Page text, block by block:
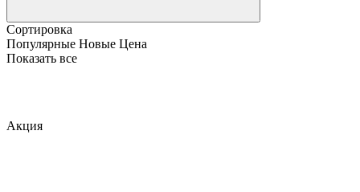
Сортировка
Популярные Новые Цена
Показать все
Акция